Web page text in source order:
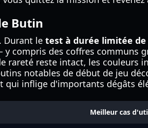
Butin
Durant le test à durée limitée
compris des coffres communs
rareté reste intact, les couleurs
notables de début de jeu
qui inflige d'importants dégâts
Meilleur cas